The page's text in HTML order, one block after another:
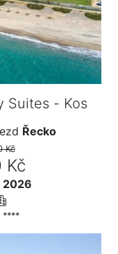
Suites - Kos
Řecko
Kč
Kč
2026
****